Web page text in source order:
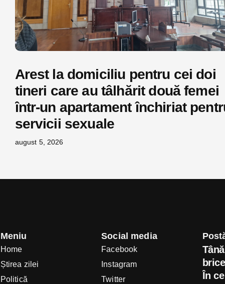
Arest la domiciliu pentru cei doi
tineri care au tâlhărit două femei
într-un apartament închiriat
servicii sexuale
august 5, 2026
Meniu
Home
Știrea zilei
Politică
Social media
Facebook
Instagram
Twitter
În